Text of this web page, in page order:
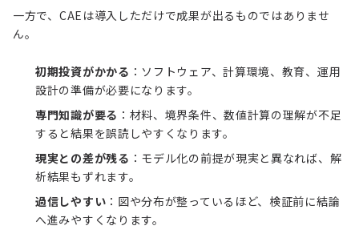
一方で、CAEは導入しただけで成果が出るものではありませ
ん。
初期投資がかかる ：ソフトウェア、計算環境、教育、運用
設計の準備が必要になります。
専門知識が要る ：材料、境界条件、数値計算の理解が不足
すると結果を誤読しやすくなります。
現実との差が残る ：モデル化の前提が現実と異なれば、解
析結果もずれます。
過信しやすい ：図や分布が整っているほど、検証前に結論
へ進みやすくなります。